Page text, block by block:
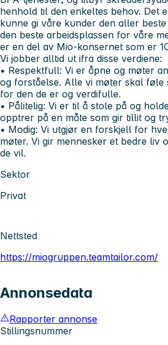
henhold til den enkeltes behov. Det
kunne gi våre kunder den aller
den beste arbeidsplassen for våre
er en del av Mio-konsernet som er
Vi jobber alltid ut ifra disse verdiene:
• Respektfull: Vi er åpne og møter
og forståelse. Alle vi møter skal føle
for den de er og verdifulle.
• Pålitelig: Vi er til å stole på og
opptrer på en måte som gir tillit og
• Modig: Vi utgjør en forskjell for
møter. Vi gir mennesker et bedre liv
de vil.
Sektor
Privat
Nettsted
https://miogruppen.teamtailor.com/
Annonsedata
Rapporter annonse
Stillingsnummer